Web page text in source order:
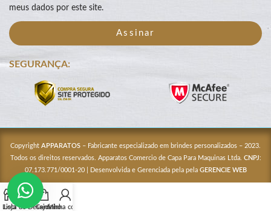
meus dados por este site.
Assinar
SEGURANÇA:
Copyright APPARATOS – Fabricante especializado em brindes personalizados – 2023.
Todos os direitos reservados. Apparatos Comercio de Capa Para Maquinas Ltda. CNPJ:
07.173.771/0001-20 | Desenvolvida e Gerenciada pela pela GERENCIE WEB
Loja
Lista de Desejos
CarrinhoMinha conta